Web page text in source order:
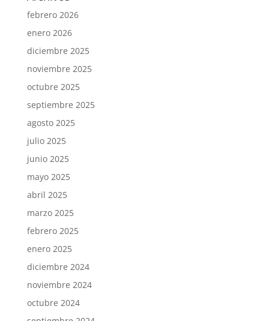
febrero 2026
enero 2026
diciembre 2025
noviembre 2025
octubre 2025
septiembre 2025
agosto 2025
julio 2025
junio 2025
mayo 2025
abril 2025
marzo 2025
febrero 2025
enero 2025
diciembre 2024
noviembre 2024
octubre 2024